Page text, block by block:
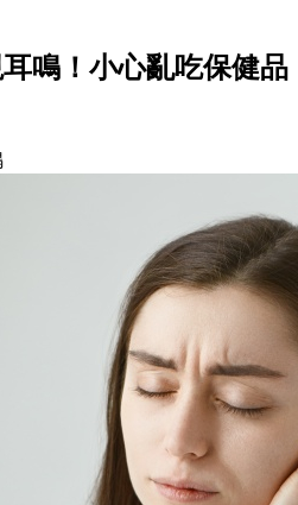
鳴！小心亂吃保健品